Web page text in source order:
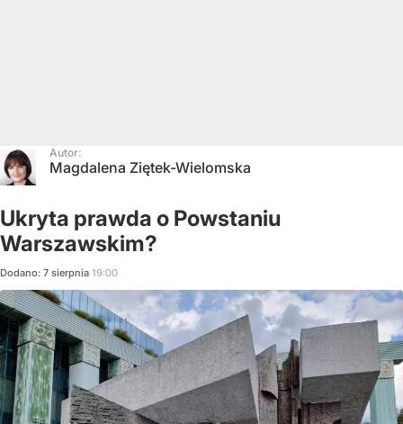
Autor:
Magdalena Ziętek-Wielomska
Ukryta prawda o Powstaniu
Warszawskim?
Dodano: 7 sierpnia 19:00